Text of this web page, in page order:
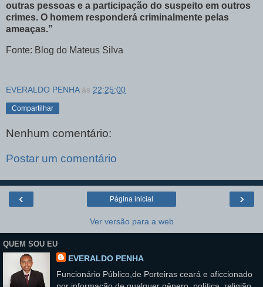
outras pessoas e a participação do suspeito em outros
crimes. O homem responderá criminalmente pelas
ameaças.”
Fonte: Blog do Mateus Silva
EVERALDO PENHA às 22:25:00
Compartilhar
Nenhum comentário:
Postar um comentário
‹ ›
Página inicial
Ver versão para a web
QUEM SOU EU
EVERALDO PENHA
Funcionário Público,de Porteiras ceará e aficcionado